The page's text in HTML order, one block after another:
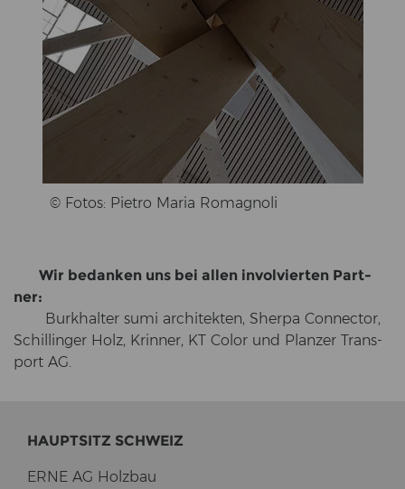
© Fotos: Pie­tro Maria Ro­ma­gno­li
Wir be­dan­ken uns bei allen in­vol­vier­ten Part­
ner:
Burk­hal­ter sumi ar­chi­tek­ten, Sher­pa Con­nec­tor,
Schil­lin­ger Holz, Krin­ner, KT Color und Plan­zer Trans­
port AG.
HAUPT­SITZ SCHWEIZ
ERNE AG Holz­bau